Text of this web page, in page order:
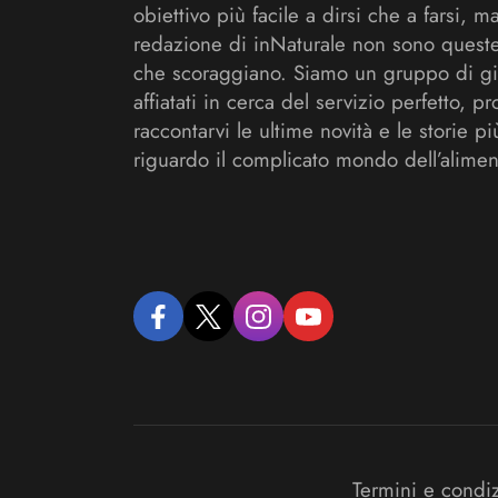
obiettivo più facile a dirsi che a farsi,
redazione di inNaturale non sono
che scoraggiano. Siamo un gruppo di
affiatati in cerca del servizio perfetto,
raccontarvi le ultime novità e le storie
riguardo il complicato mondo
facebooktwitter instagramyoutube
Termini e